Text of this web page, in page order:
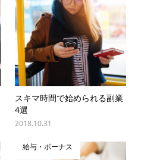
スキマ時間で始められる副業
4選
2018.10.31
給与・ボーナス